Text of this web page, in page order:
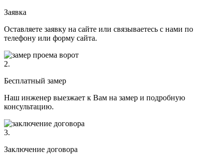
Заявка
Оставляете заявку на сайте или связываетесь с нами по
телефону или форму сайта.
2.
Бесплатный замер
Наш инженер выезжает к Вам на замер и подробную
консультацию.
3.
Заключение договора